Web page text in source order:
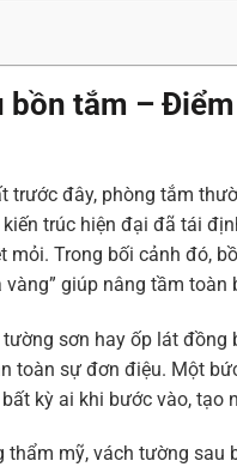
bồn tắm –
trước đây, phòng tắm
trúc hiện đại đã tái
mỏi. Trong bối cảnh đó,
giúp nâng tầm toàn
sơn hay ốp lát
toàn sự đơn điệu. Một
kỳ ai khi bước vào, tạo
thẩm mỹ, vách tường